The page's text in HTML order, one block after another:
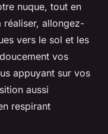
nuque, tout en
réaliser, allongez-
vers le sol et les
vos
appuyant sur vos
aussi
respirant